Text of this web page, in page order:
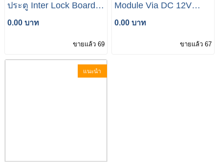
ประตู Inter Lock Board 2
0.00 บาท
ขายแล้ว 69
Module Via DC 12V
0.00 บาท
ขายแล้ว 67
แนะนำ